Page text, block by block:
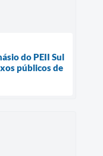
do PEII Sul
públicos de